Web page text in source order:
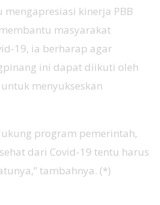
kinerja PBB
masyarakat
19, ia berharap agar
ini dapat diikuti oleh
menyukseskan
program pemerintah,
dari Covid-19 tentu harus
tambahnya. (*)